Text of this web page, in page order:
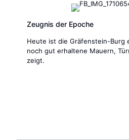
Zeugnis der Epoche
Heute ist die Gräfenstein-Burg
noch gut erhaltene Mauern,
zeigt.